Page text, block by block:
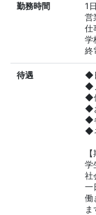
勤務時間
1
営
仕
学
終
待遇
◆
◆
◆
◆
◆
◆
学
社
一
働